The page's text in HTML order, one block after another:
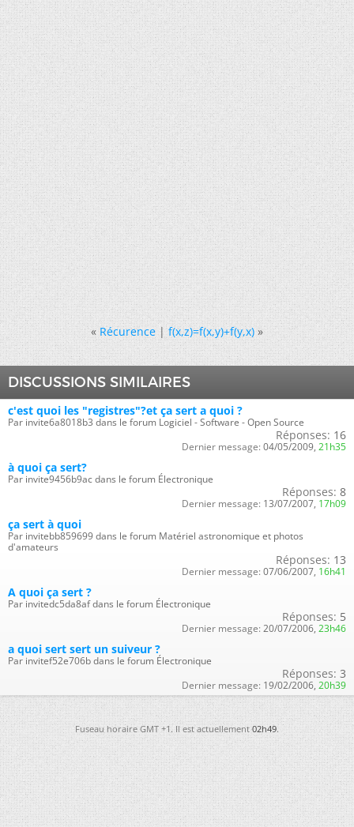
« Récurence|f(x,z)=f(x,y)+f(y,x) »
DISCUSSIONS SIMILAIRES
c'est quoi les "registres"?et ça sert a quoi ?
Par invite6a8018b3 dans le forum Logiciel - Software - Open Source
Réponses: 16
Dernier message: 04/05/2009, 21h35
à quoi ça sert?
Par invite9456b9ac dans le forum Électronique
Réponses: 8
Dernier message: 13/07/2007, 17h09
ça sert à quoi
Par invitebb859699 dans le forum Matériel astronomique et photos
d'amateurs
Réponses: 13
Dernier message: 07/06/2007, 16h41
A quoi ça sert ?
Par invitedc5da8af dans le forum Électronique
Réponses: 5
Dernier message: 20/07/2006, 23h46
a quoi sert sert un suiveur ?
Par invitef52e706b dans le forum Électronique
Réponses: 3
Dernier message: 19/02/2006, 20h39
Fuseau horaire GMT +1. Il est actuellement02h49.